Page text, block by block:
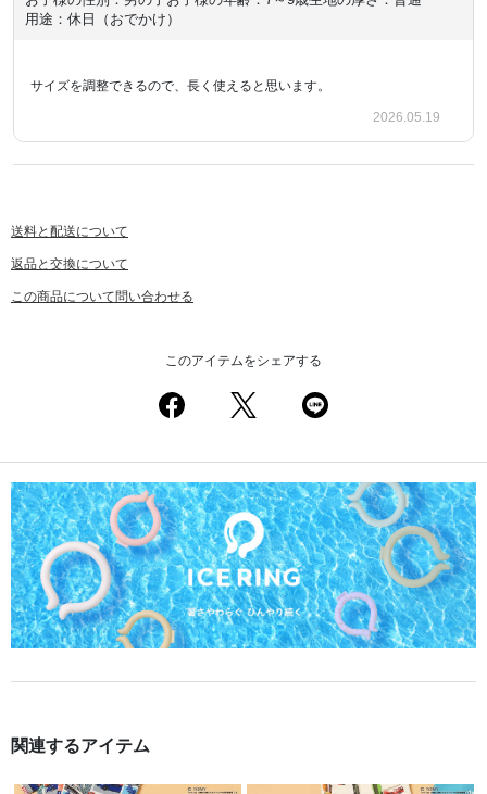
用途：休日（おでかけ）
サイズを調整できるので、長く使えると思います。
2026.05.19
送料と配送について
返品と交換について
この商品について問い合わせる
このアイテムをシェアする
関連するアイテム